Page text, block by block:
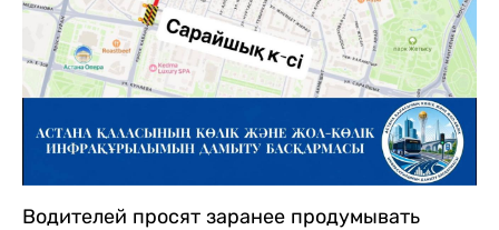
Водителей просят заранее продумывать